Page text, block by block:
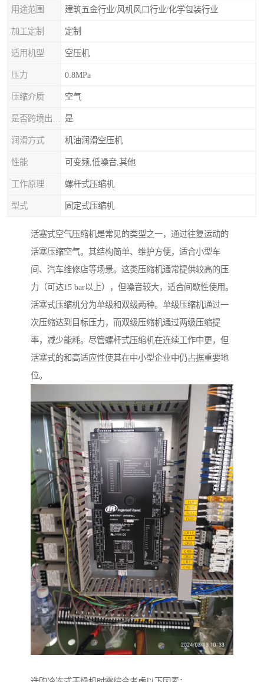
用途范围 建筑五金行业/风机风口行业/化学包装行业
加工定制 定制
适用机型 空压机
压力 0.8MPa
压缩介质 空气
是
润滑方式 机油润滑空压机
性能 可变频,低噪音,其他
工作原理 螺杆式压缩机
型式 固定式压缩机
活塞式空气压缩机是常见的类型之一，通过往复运动的
活塞压缩空气。其结构简单、维护方便，适合小型车
间、汽车维修店等场景。这类压缩机通常提供较高的压
力（可达15 bar以上），但噪音较大，适合间歇性使用。
活塞式压缩机分为单级和双级两种。单级压缩机通过一
次压缩达到目标压力，而双级压缩机通过两级压缩提
率，减少能耗。尽管螺杆式压缩机在连续工作中更，但
活塞式的和高适应性使其在中小型企业中仍占据重要地
位。